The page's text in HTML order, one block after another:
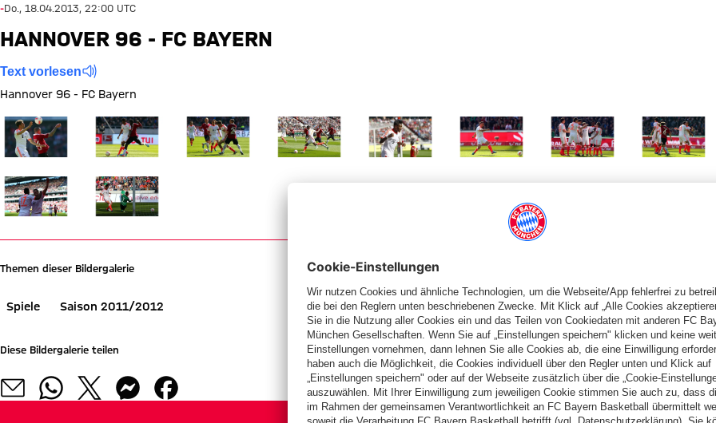
-Do., 18.04.2013, 22:00 UTC
HANNOVER 96 - FC BAYERN
Text vorlesen
Hannover 96 - FC Bayern
Zeige in voller GrößeZeige in voller GrößeZeige in voller GrößeZeige in voller GrößeZeige in voller GrößeZeige in voller GrößeZeige in voller GrößeZeige in
Zeige in voller GrößeZeige in voller Größe
Themen dieser Bildergalerie
Spiele Saison 2011/2012
Diese Bildergalerie teilen
PARTNER